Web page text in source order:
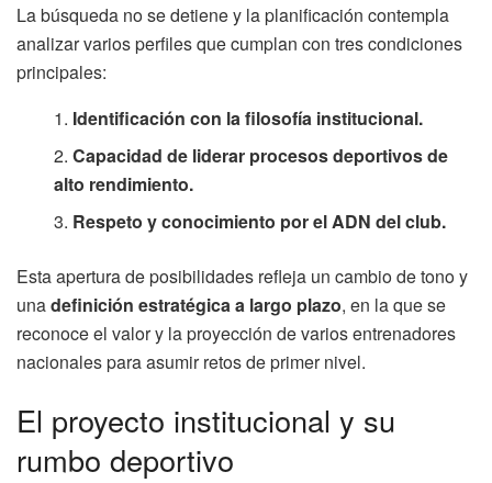
La búsqueda no se detiene y la planificación contempla
analizar varios perfiles que cumplan con tres condiciones
principales:
Identificación con la filosofía institucional.
Capacidad de liderar procesos deportivos de
alto rendimiento.
Respeto y conocimiento por el ADN del club.
Esta apertura de posibilidades refleja un cambio de tono y
unadefinición estratégica a largo plazo, en la que se
reconoce el valor y la proyección de varios entrenadores
nacionales para asumir retos de primer nivel.
El proyecto institucional y su
rumbo deportivo